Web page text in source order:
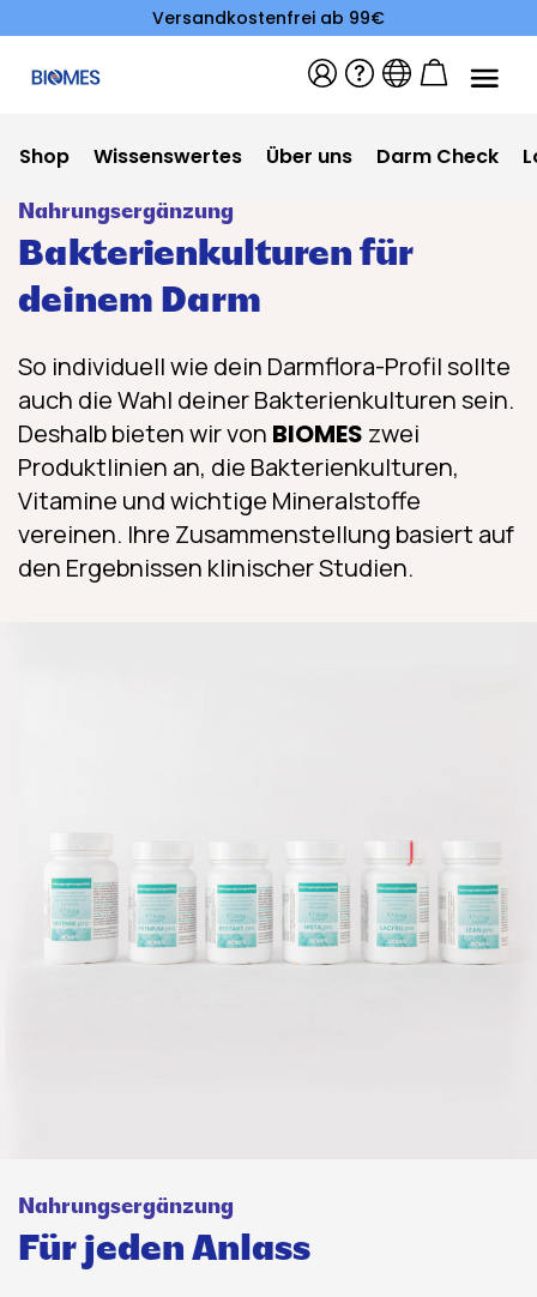
Versandkostenfrei ab 99€
Shop Wissenswertes Über uns Darm Check
Nahrungsergänzung
Bakterien­kulturen für
deinem Darm
So individuell wie dein Darmflora-Profil sollte
auch die Wahl deiner Bakterien­kulturen sein.
Deshalb bieten wir von BIOMES zwei
Produktlinien an, die Bakterien­kulturen,
Vitamine und wichtige Mineralstoffe
vereinen. Ihre Zusammenstellung basiert auf
den Ergebnissen klinischer Studien.
Nahrungsergänzung
Für jeden Anlass